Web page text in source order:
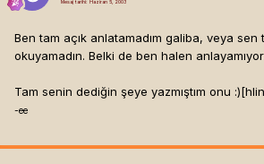
Mesaj tarihi: Haziran 5, 2003
Ben tam açık anlatamadım galiba, veya
okuyamadın. Belki de ben halen
Tam senin dediğin şeye yazmıştım onu
-ee